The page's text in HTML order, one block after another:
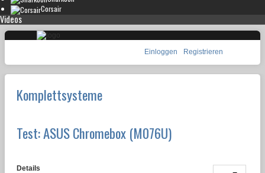
Corsair
Videos
Einloggen Registrieren
Komplettsysteme
Test: ASUS Chromebox (M076U)
Details